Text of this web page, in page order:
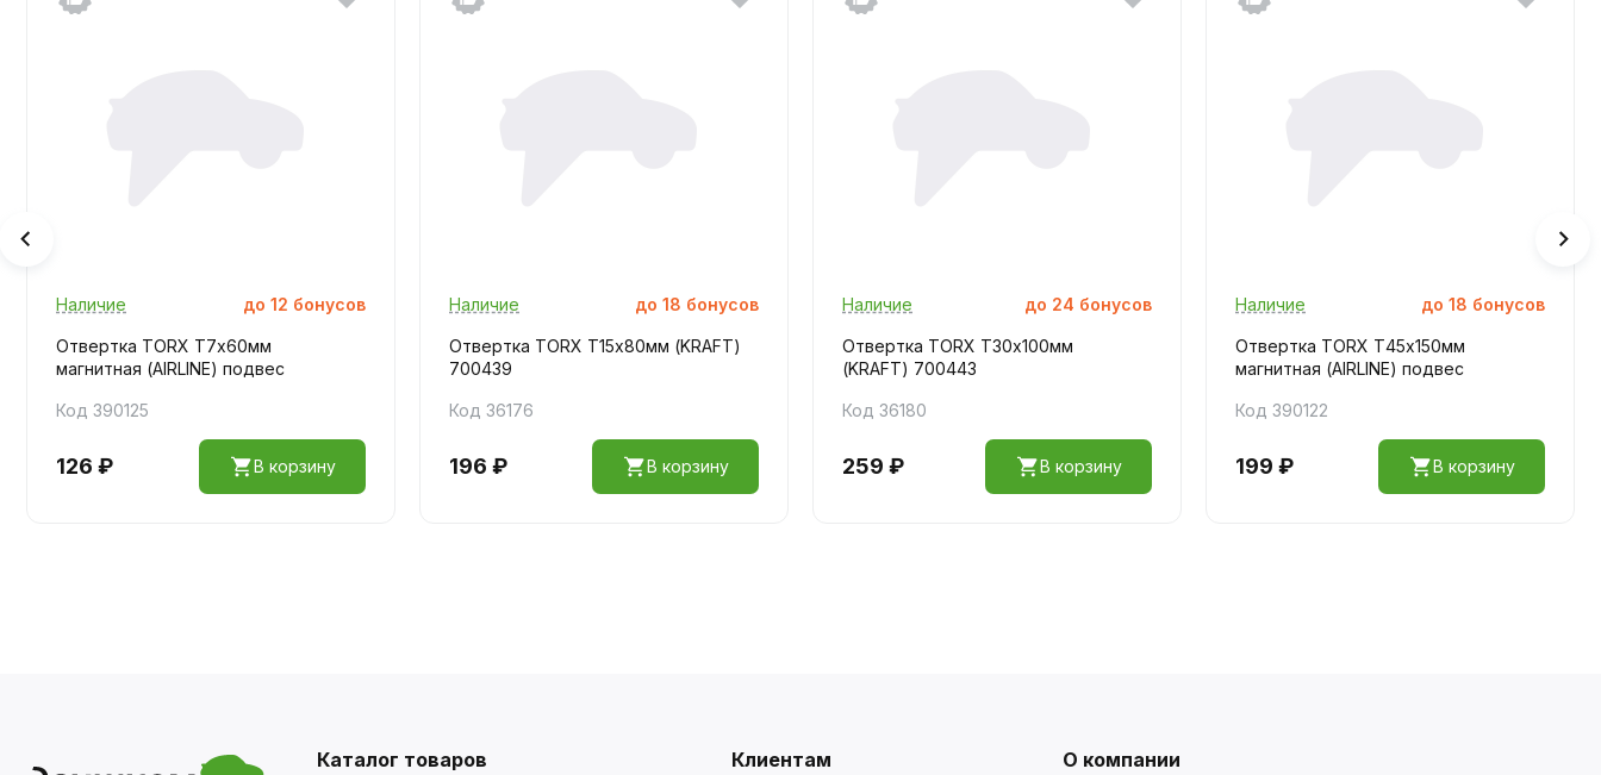
Наличие до 12 бонусов
Отвертка TORX Т7х60мм
магнитная (AIRLINE) подвес
Код 390125
126 ₽ В корзину
Наличие до 18 бонусов
Отвертка TORX Т15х80мм (KRAFT)
700439
Код 36176
196 ₽ В корзину
Наличие до 24 бонусов
Отвертка TORX Т30х100мм
(KRAFT) 700443
Код 36180
259 ₽ В корзину
Наличие до 18 бонусов
Отвертка TORX Т45х150мм
магнитная (AIRLINE) подвес
Код 390122
199 ₽ В корзину
Каталог товаров Клиентам О компании